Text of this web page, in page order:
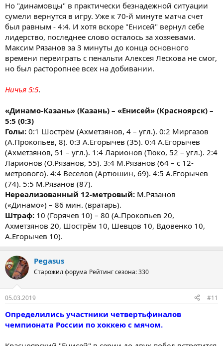
Но "динамовцы" в практически безнадежной ситуации
сумели вернутся в игру. Уже к 70-й минуте матча счет
был равным - 4:4. И хотя вскоре "Енисей" вернул себе
лидерство, последнее слово осталось за хозяевами.
Максим Рязанов за 3 минуты до конца основного
времени переиграть с пенальти Алексея Лескова не смог,
но был расторопнее всех на добивании.
Ничья 5:5.
«Динамо-Казань» (Казань) – «Енисей» (Красноярск) –
5:5 (0:3)
Голы: 0:1 Шострём (Ахметзянов, 4 – угл.). 0:2 Миргазов
(А.Прокопьев, 8). 0:3 А.Егорычев (35). 0:4 А.Егорычев
(Ахметзянов, 51 – угл.). 1:4 Ларионов (Тюко, 52 – угл.). 2:4
Ларионов (О.Рязанов, 55). 3:4 М.Рязанов (64 – с 12-
метрового). 4:4 Веселов (Артюшин, 69). 4:5 А.Егорычев
(74). 5:5 М.Рязанов (87).
Нереализованный 12-метровый: М.Рязанов
(«Динамо») – 86 мин. (вратарь).
Штраф: 10 (Горячев 10) – 80 (А.Прокопьев 20,
Ахметзянов 20, Шострём 10, Шевцов 10, Вдовенко 10,
А.Егорычев 10).
Pegasus
Старожил форума Рейтинг сезона: 330
05.03.2019 #11
Определились участники четвертьфиналов
чемпионата России по хоккею с мячом.